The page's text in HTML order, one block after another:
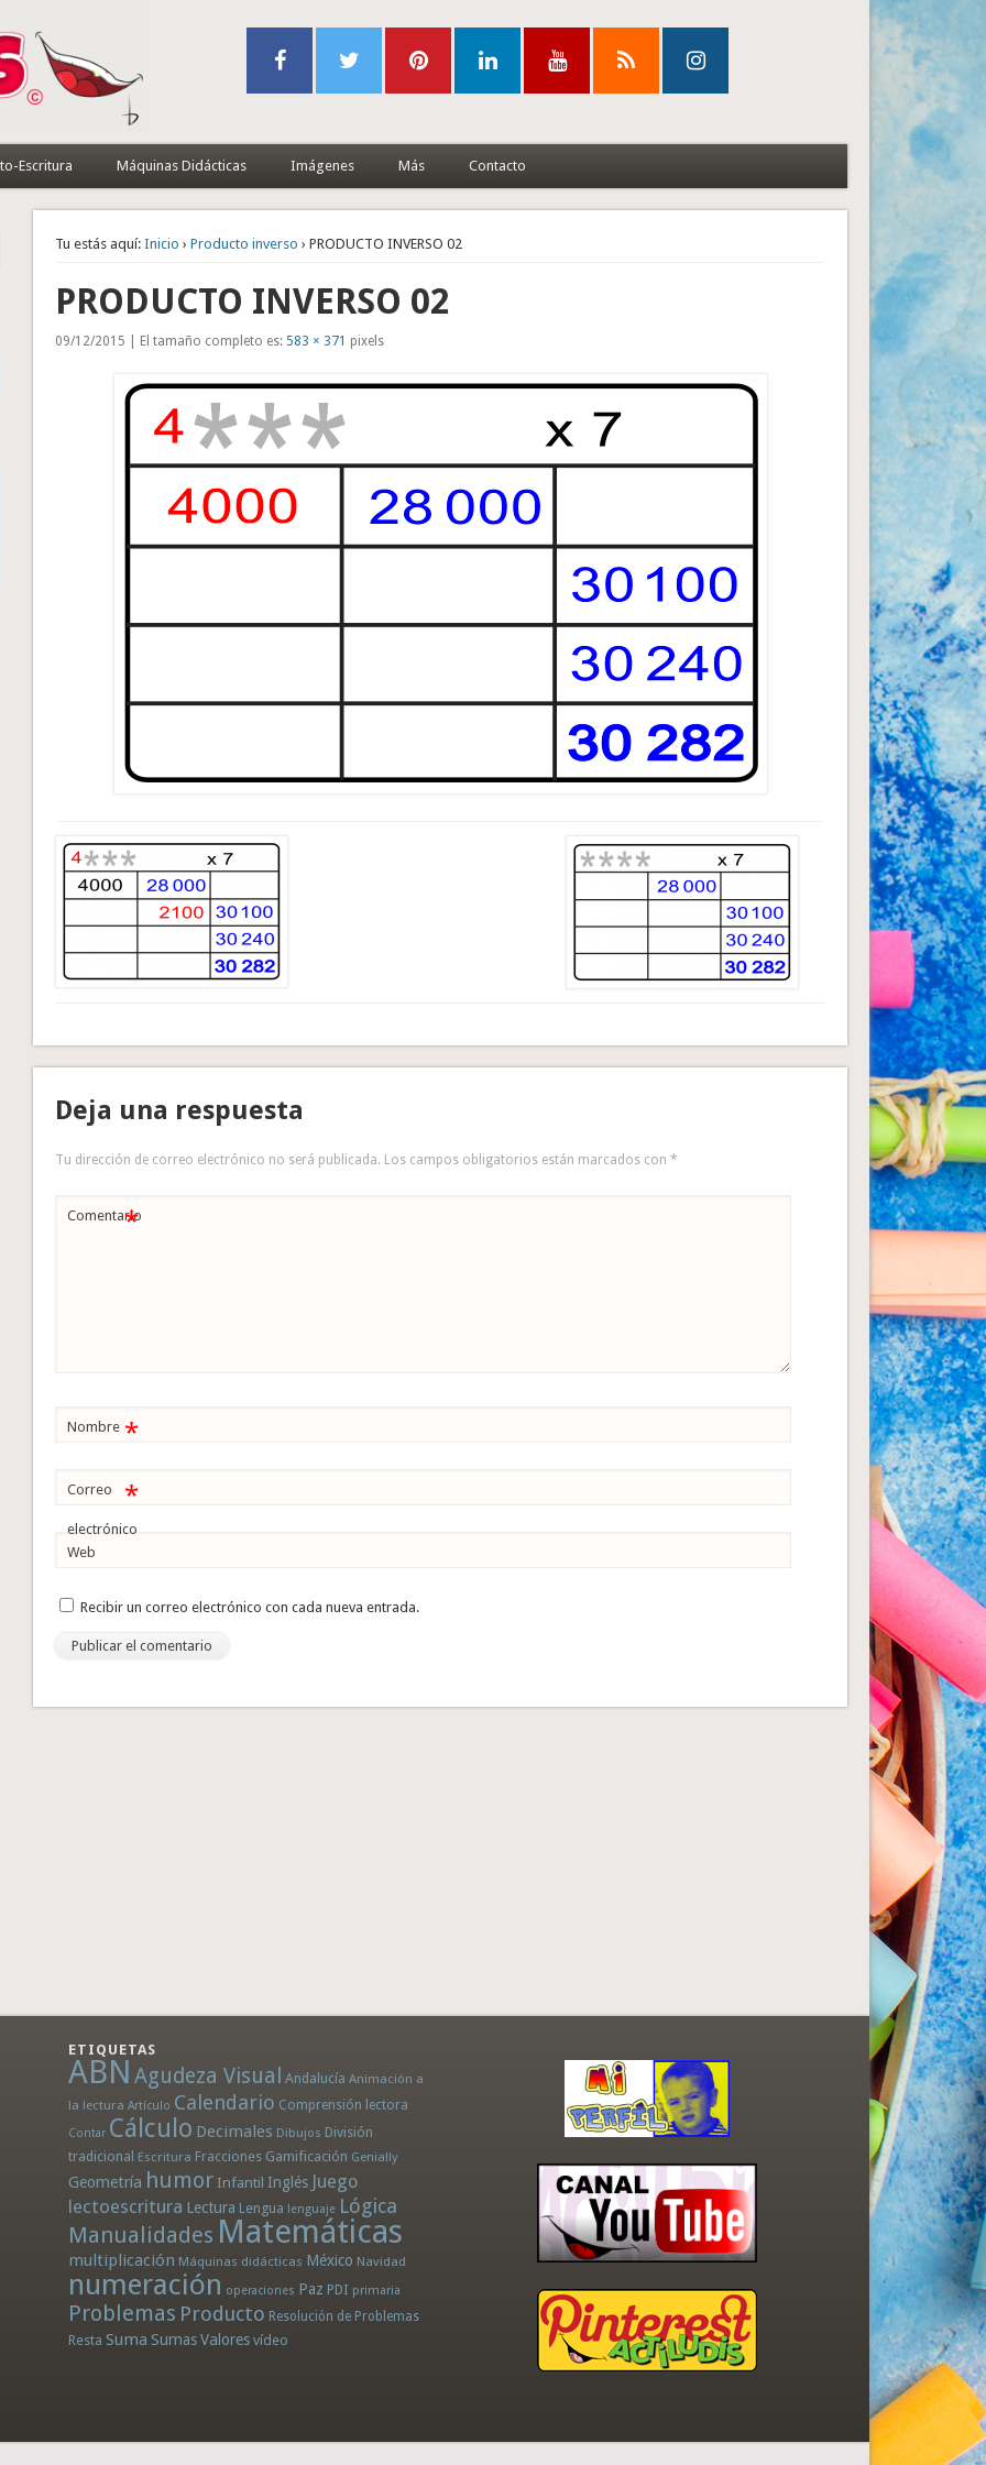
Escritura Máquinas Didácticas Imágenes Más Contacto
Tu estás aquí: Inicio ›Producto inverso › PRODUCTO INVERSO 02
PRODUCTO INVERSO 02
09/12/2015 | El tamaño completo es: 583 × 371 pixels
Deja una respuesta
Tu dirección de correo electrónico no será publicada. Los campos obligatorios están marcados con*
Comentario
*
Nombre *
Correo
electrónico
*
Web
Recibir un correo electrónico con cada nueva entrada.
ETIQUETAS
ABN Agudeza Visual Andalucía Animación a
la lectura Artículo Calendario Comprensión lectora
Contar Cálculo Decimales Dibujos División
tradicional Escritura Fracciones Gamificación Genially
Geometría humor Infantil Inglés Juego
lectoescritura Lectura Lengua lenguaje Lógica
Manualidades Matemáticas
multiplicación Máquinas didácticas México Navidad
numeración operaciones Paz PDI primaria
Problemas Producto Resolución de Problemas
Resta Suma SumasValores vídeo